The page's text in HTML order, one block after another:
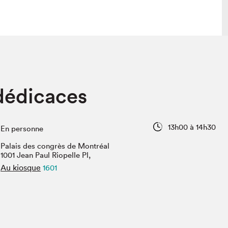
Vidéos et balados
En personne
13h00 à 14h30
Palais des congrès de Montréal
1001 Jean Paul Riopelle Pl,
Au kiosque 1601